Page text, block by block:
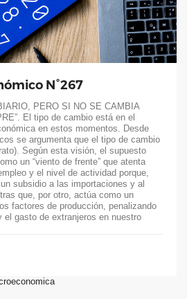
N°267
PERO SI NO SE CAMBIA
El tipo de cambio está en el
en estos momentos. Desde
se argumenta que el tipo de cambio
Según esta visión, el supuesto
un “viento de frente” que atenta
y el nivel de actividad porque,
subsidio a las importaciones y al
que, por otro, actúa como un
factores de producción, penalizando
el gasto de extranjeros en nuestro